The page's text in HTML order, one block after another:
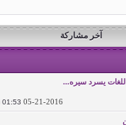
آخر مشاركة
يسرد سيره...
05-21-2016
01:53 PM